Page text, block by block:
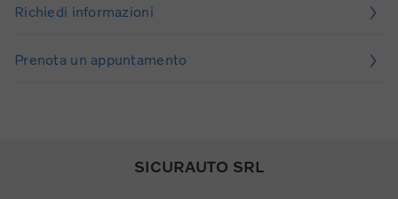
Richiedi informazioni
Prenota un appuntamento
SICURAUTO SRL